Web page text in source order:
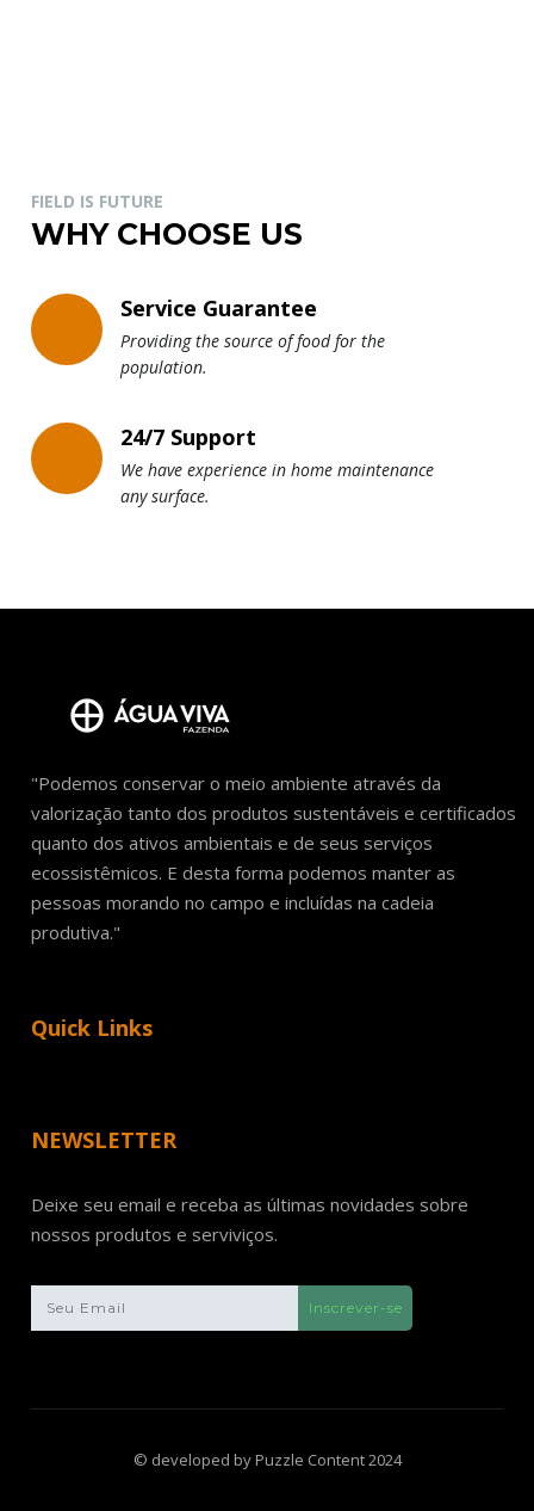
FIELD IS FUTURE
WHY CHOOSE US
Service Guarantee
Providing the source of food for the
population.
24/7 Support
We have experience in home maintenance
any surface.
"Podemos conservar o meio ambiente através da
valorização tanto dos produtos sustentáveis e certificados
quanto dos ativos ambientais e de seus serviços
ecossistêmicos. E desta forma podemos manter as
pessoas morando no campo e incluídas na cadeia
produtiva."
Quick Links
NEWSLETTER
Deixe seu email e receba as últimas novidades sobre
nossos produtos e serviviços.
© developed by Puzzle Content 2024